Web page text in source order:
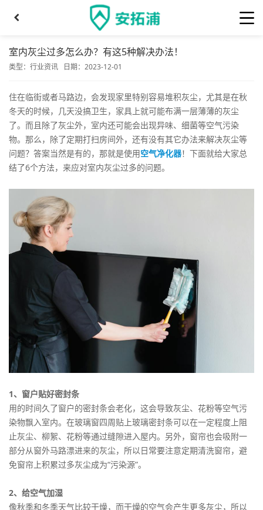
室内灰尘过多怎么办？有这5种解决办法！
类型： 行业资讯 日期：2023-12-01
住在临街或者马路边，会发现家里特别容易堆积灰尘，尤其是在秋
冬天的时候，几天没搞卫生，家具上就可能布满一层薄薄的灰尘
了。而且除了灰尘外，室内还可能会出现异味、细菌等空气污染
物。那么，除了定期打扫房间外，还有没有其它办法来解决灰尘等
问题？答案当然是有的，那就是使用空气净化器！下面就给大家总
结了6个方法，来应对室内灰尘过多的问题。
1、窗户贴好密封条
用的时间久了窗户的密封条会老化，这会导致灰尘、花粉等空气污
染物飘入室内。在玻璃窗四周贴上玻璃密封条可以在一定程度上阻
止灰尘、柳絮、花粉等通过缝隙进入屋内。另外，窗帘也会吸附一
部分从窗外马路漂进来的灰尘，所以日常要注意定期清洗窗帘，避
免窗帘上积累过多灰尘成为“污染源”。
2、给空气加湿
像秋季和冬季天气比较干燥，而干燥的空气会产生更多灰尘，所以